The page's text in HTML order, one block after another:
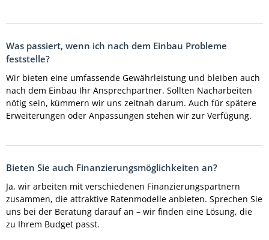
Was passiert, wenn ich nach dem Einbau Probleme
feststelle?
Wir bieten eine umfassende Gewährleistung und bleiben auch
nach dem Einbau Ihr Ansprechpartner. Sollten Nacharbeiten
nötig sein, kümmern wir uns zeitnah darum. Auch für spätere
Erweiterungen oder Anpassungen stehen wir zur Verfügung.
Bieten Sie auch Finanzierungsmöglichkeiten an?
Ja, wir arbeiten mit verschiedenen Finanzierungspartnern
zusammen, die attraktive Ratenmodelle anbieten. Sprechen Sie
uns bei der Beratung darauf an – wir finden eine Lösung, die
zu Ihrem Budget passt.